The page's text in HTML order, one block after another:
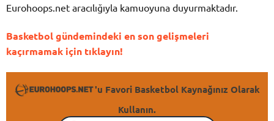
Eurohoops.net aracılığıyla kamuoyuna duyurmaktadır.
Basketbol gündemindeki en son gelişmeleri
kaçırmamak için tıklayın!
'u Favori Basketbol Kaynağınız Olarak
Kullanın.